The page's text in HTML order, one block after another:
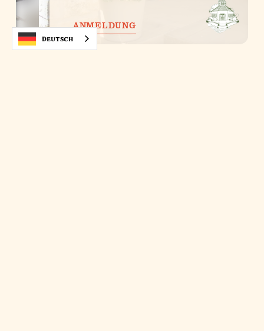
ANMELDUNG
Deutsch